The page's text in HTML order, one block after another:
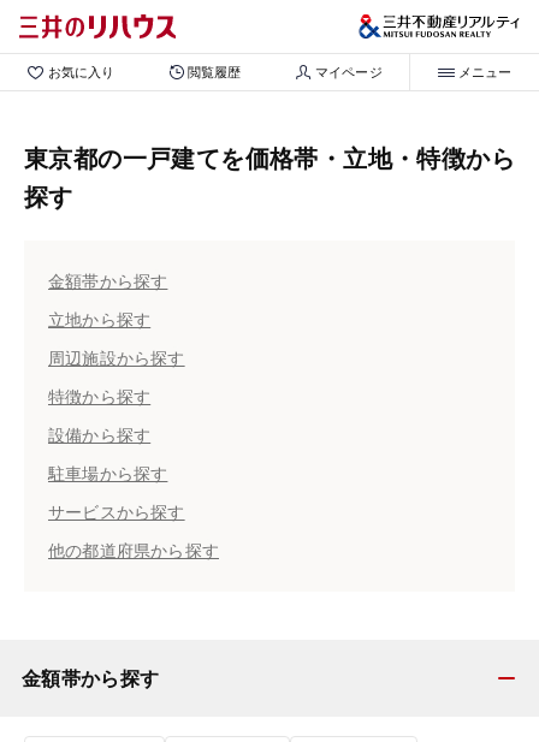
お気に入り 閲覧履歴 マイページ メニュー
東京都の一戸建てを価格帯・立地・特徴から
探す
金額帯から探す
立地から探す
周辺施設から探す
特徴から探す
設備から探す
駐車場から探す
サービスから探す
他の都道府県から探す
金額帯から探す